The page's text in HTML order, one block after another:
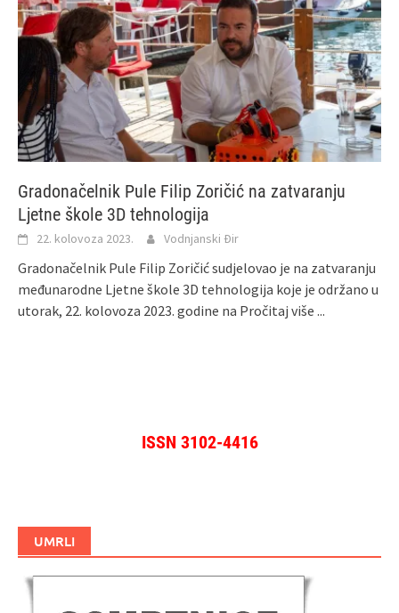
Gradonačelnik Pule Filip Zoričić na zatvaranju
Ljetne škole 3D tehnologija
22. kolovoza 2023. Vodnjanski Đir
Gradonačelnik Pule Filip Zoričić sudjelovao je na zatvaranju
međunarodne Ljetne škole 3D tehnologija koje je održano u
utorak, 22. kolovoza 2023. godine na Pročitaj više ...
ISSN 3102-4416
UMRLI